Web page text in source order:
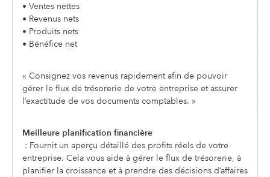
• Ventes nettes
• Revenus nets
• Produits nets
• Bénéfice net
« Consignez vos revenus rapidement afin de pouvoir
gérer le flux de trésorerie de votre entreprise et assurer
l’exactitude de vos documents comptables. »
Meilleure planification financière
: Fournit un aperçu détaillé des profits réels de votre
entreprise. Cela vous aide à gérer le flux de trésorerie, à
planifier la croissance et à prendre des décisions d’affaires